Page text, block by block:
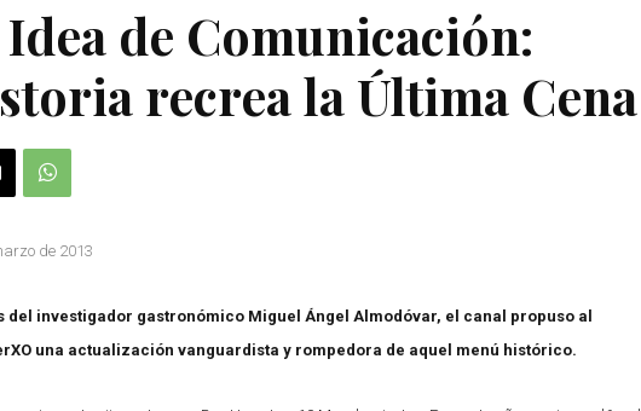
de Comunicación:
recrea la Última Cena
de 2013
del investigador gastronómico Miguel Ángel Almodóvar, el canal propuso al
una actualización vanguardista y rompedora de aquel menú histórico.